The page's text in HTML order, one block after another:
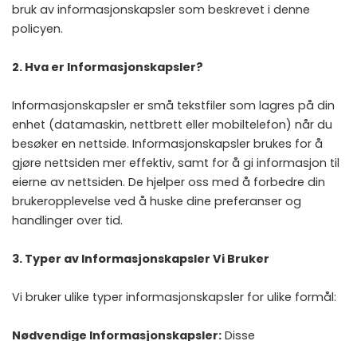
bruk av informasjonskapsler som beskrevet i denne
policyen.
2. Hva er Informasjonskapsler?
Informasjonskapsler er små tekstfiler som lagres på din
enhet (datamaskin, nettbrett eller mobiltelefon) når du
besøker en nettside. Informasjonskapsler brukes for å
gjøre nettsiden mer effektiv, samt for å gi informasjon til
eierne av nettsiden. De hjelper oss med å forbedre din
brukeropplevelse ved å huske dine preferanser og
handlinger over tid.
3. Typer av Informasjonskapsler Vi Bruker
Vi bruker ulike typer informasjonskapsler for ulike formål:
Nødvendige Informasjonskapsler: Disse